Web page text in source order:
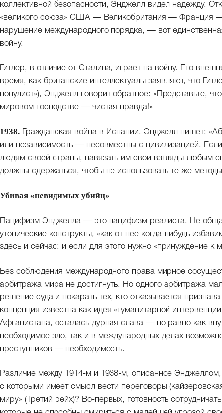
коллективной безопасности, Энджелл видел надежду.
«великого союза» США — Великобритания — Франция —
нарушение международного порядка, — вот
войну.
Гитлер, в отличие от Сталина, играет на войну. Его
время, как британские интеллектуалы заявляют, что
популист»), Энджелл говорит обратное: «Представьте,
мировом господстве — чистая правда!»
1938. Гражданская война в Испании. Энджелл пишет:
или независимость — несовместны с цивилизацией.
людям своей страны, навязать им свои взгляды любым
должны сдержаться, чтобы не использовать те же
Убивая «невидимых убийц»
Пацифизм Энджелла — это пацифизм реалиста. Не
утопические конструкты, «как от нее когда-нибудь
здесь и сейчас: и если для этого нужно «принуждение к
Без соблюдения международного права мирное
арбитража мира не достигнуть. Но одного арбитража
решение суда и покарать тех, кто отказывается
концепция известна как идея «гуманитарной
Афганистана, осталась дурная слава — но равно как
необходимое зло, так и в международных делах
преступников — необходимость.
Различие между 1914-м и 1938-м, описанное Энджеллом,
с которыми имеет смысл вести переговоры
миру» (Третий рейх)? Во-первых, готовность